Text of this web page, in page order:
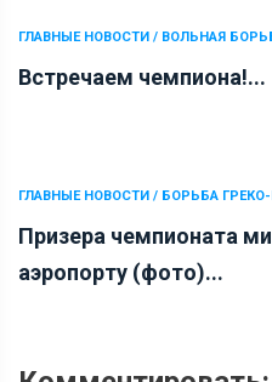
ГЛАВНЫЕ НОВОСТИ / ВОЛЬНАЯ
Встречаем чемпиона!...
ГЛАВНЫЕ НОВОСТИ / БОРЬБА
Призера чемпионата
аэропорту (фото)...